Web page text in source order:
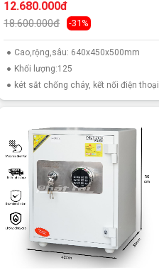
12.680.000đ
18.600.000đ -31%
Cao,rộng,sâu: 640x450x500mm
Khối lượng:125
két sắt chống cháy, kết nối điện thoại